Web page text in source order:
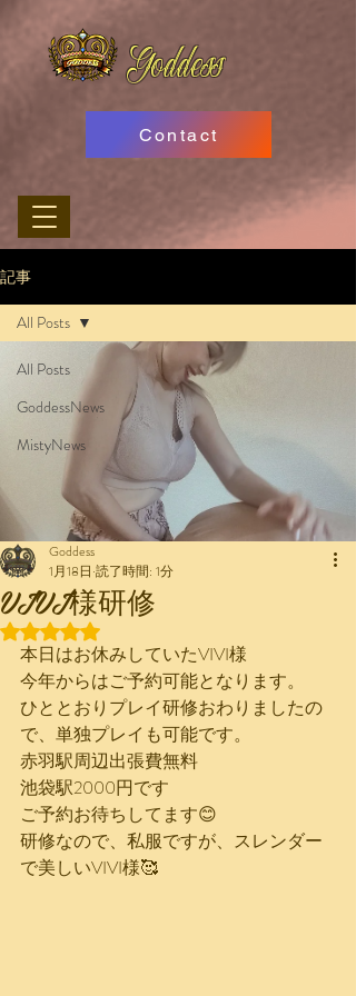
Goddess
Contact
記事
All Posts
GoddessNews
MistyNews
All Posts
VIVI様研修
Goddess
1月18日 読了時間: 1分
5つ星のうちNaNと評価されています。
本日はお休みしていたVIVI様
今年からはご予約可能となります。
ひととおりプレイ研修おわりましたの
で、単独プレイも可能です。
赤羽駅周辺出張費無料
池袋駅2000円です
ご予約お待ちしてます😊
研修なので、私服ですが、スレンダー
で美しいVIVI様🥰